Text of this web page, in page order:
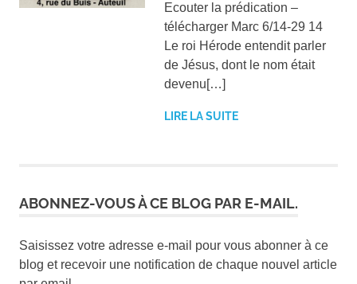
Ecouter la prédication –
télécharger Marc 6/14-29 14
Le roi Hérode entendit parler
de Jésus, dont le nom était
devenu[…]
LIRE LA SUITE
ABONNEZ-VOUS À CE BLOG PAR E-MAIL.
Saisissez votre adresse e-mail pour vous abonner à ce
blog et recevoir une notification de chaque nouvel article